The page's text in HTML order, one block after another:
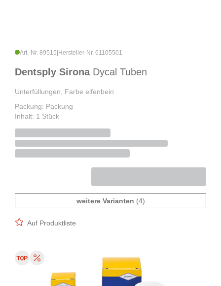
Art.-Nr. 89515 Hersteller-Nr. 61105501
Dentsply Sirona Dycal Tuben
Unterfüllungen, Farbe elfenbein
Packung: Packung
Inhalt: 1 Stück
weitere Varianten (4)
Auf Produktliste